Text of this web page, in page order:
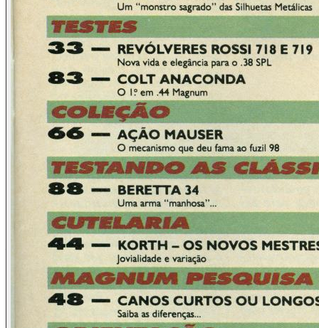
90% delas estão em situação completamente legal.
Contrapondo-se a este grande número de armas de fogo,
aquele país possui o menor índice de criminalidade dentre
todos os da América do Sul, o que já é claro indicador de
que mesmo em nosso continente um maior número desses
objetos não é sinônimo de maior violência.
De 1980 a 1990, foram registradas cerca de 200.000 armas
de fogo na capital, Buenos Aires, e seus subúrbios. Nesse
período, na mesma área geográfica, foram cometidos
apenas 3 crimes utilizando uma dessas armas, 2 deles
sendo de natureza passional. Em toda a Argentina, estimam
as autoridades do segmento, apenas 7% dos crimes com
armas de fogo são cometidos com aquelas furtadas de seus
proprietários.
No centro de Buenos Aires é possível caminhar
tranquilamente durante toda a madrugada. Por volta das 2
ou 3 horas da manhã, durante os dias da feira, terminados os
jantares da equipe Magnum após cada estafante dia de
trabalho, era possível ver senhoras desacompanhadas, a pé,
pela área central da cidade. Em que grande cidade brasileira
é possível essa tranquilidade no mesmo horário?
Todos estes dados estatísticos foram extraídos de uma
conversa com o Dr. José G. Baez, diretor nacional do